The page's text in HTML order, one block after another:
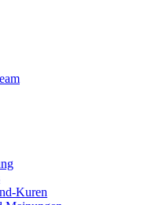
Kuren